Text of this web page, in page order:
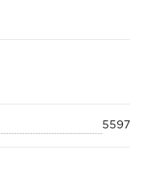
5597